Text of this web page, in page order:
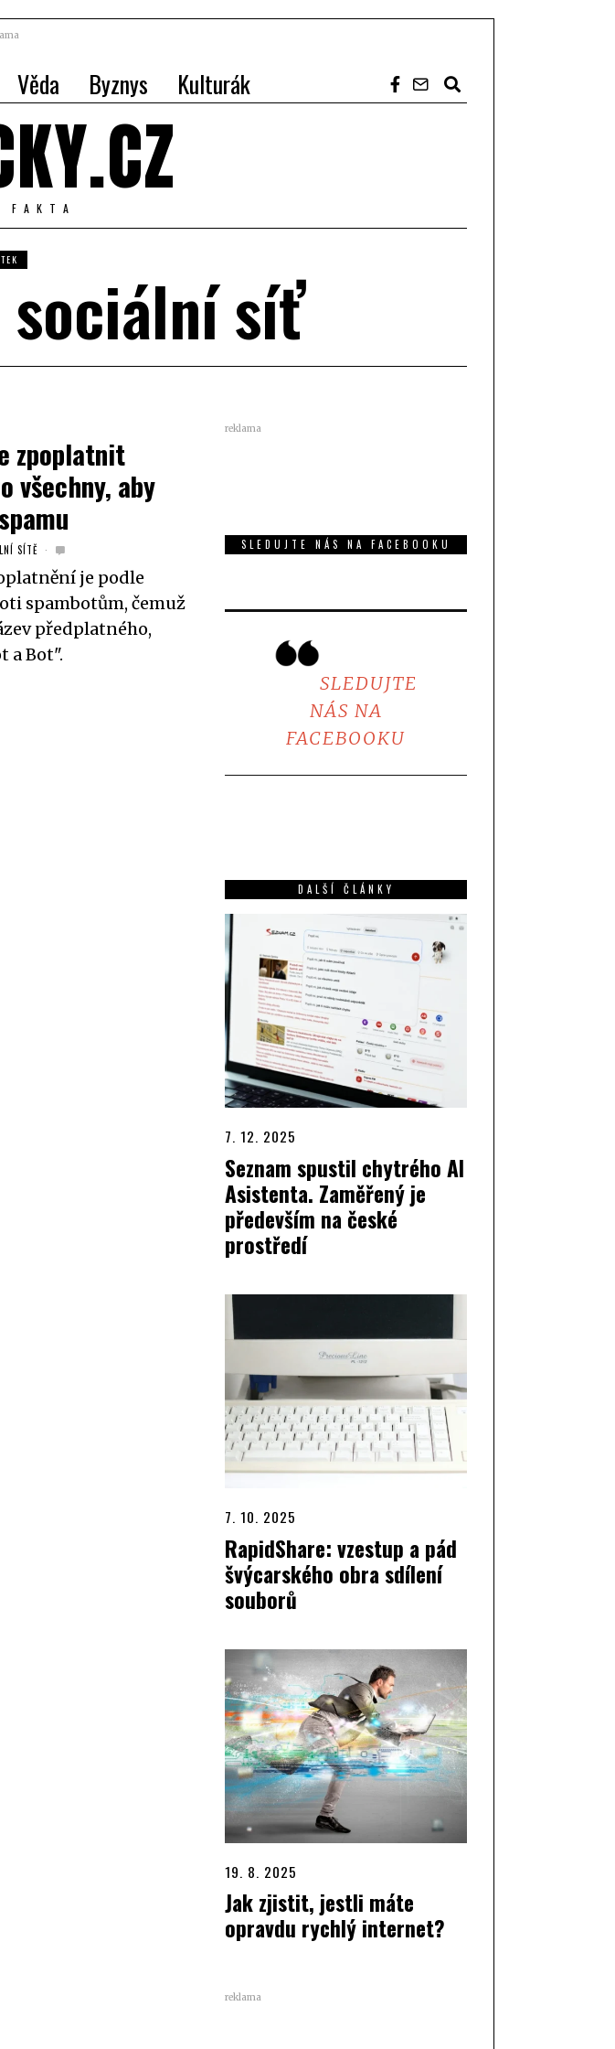
Věda Byznys Kulturák
FAKTA
sociální síť
zpoplatnit
všechny, aby
SÍTĚ
je podle
spambotům, čemuž
předplatného,
a Bot".
reklama
SLEDUJTE NÁS NA FACEBOOKU
SLEDUJTE
NÁS NA
FACEBOOKU
DALŠÍ ČLÁNKY
7. 12. 2025
Seznam spustil chytrého AI
Asistenta. Zaměřený je
především na české
prostředí
7. 10. 2025
RapidShare: vzestup a pád
švýcarského obra sdílení
souborů
19. 8. 2025
Jak zjistit, jestli máte
opravdu rychlý internet?
reklama